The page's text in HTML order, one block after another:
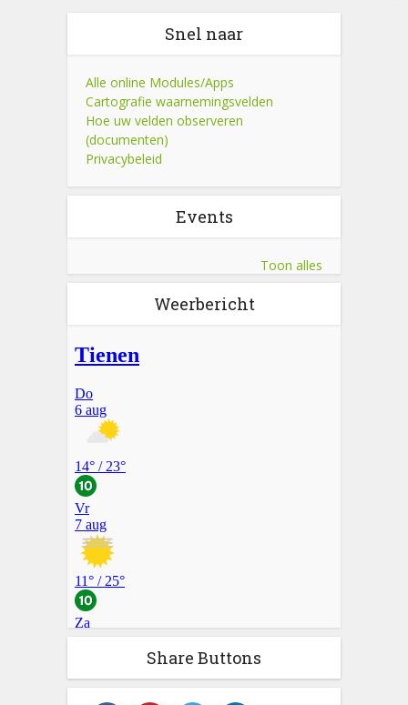
Snel naar
Alle online Modules/Apps
Cartografie waarnemingsvelden
Hoe uw velden observeren
(documenten)
Privacybeleid
Events
Toon alles
Weerbericht
Share Buttons